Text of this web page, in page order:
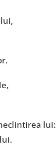
lui: